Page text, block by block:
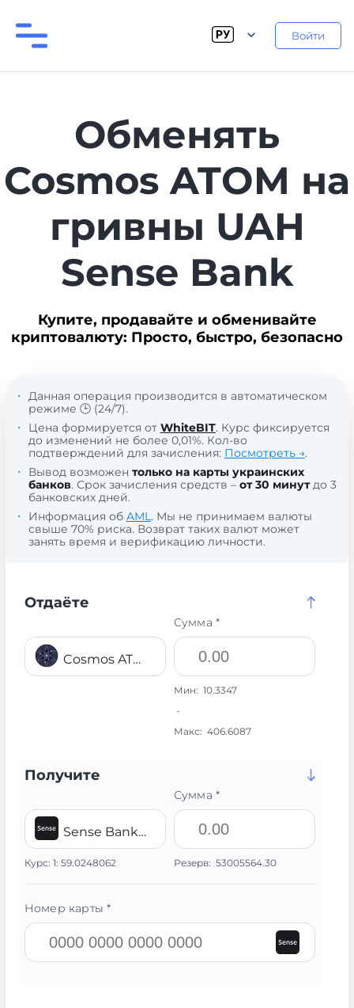
Войти
Обменять
Cosmos ATOM на
гривны UAH
Sense Bank
Купите, продавайте и обменивайте
криптовалюту: Просто, быстро, безопасно
Данная операция производится в автоматическом
режиме 🕒 (24/7).
Цена формируется от WhiteBIT. Курс фиксируется
до изменений не более 0,01%. Кол-во
подтверждений для зачисления: Посмотреть →.
Вывод возможен только на карты украинских
банков. Срок зачисления средств – от 30 минутдо 3
банковских дней.
Информация об AML. Мы не принимаем валюты
свыше 70% риска. Возврат таких валют может
занять время и верификацию личности.
Отдаёте
Cosmos ATOM
Сумма *
Мин: 10.3347
-
Макс: 406.6087
Получите
Sense Bank UAH
Курс: 1: 59.0248062
Сумма *
Резерв: 53005564.30
Номер карты *